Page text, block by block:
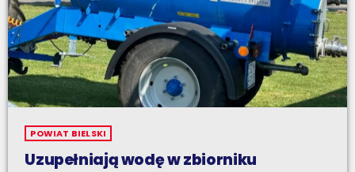
POWIAT BIELSKI
Uzupełniają wodę w zbiorniku